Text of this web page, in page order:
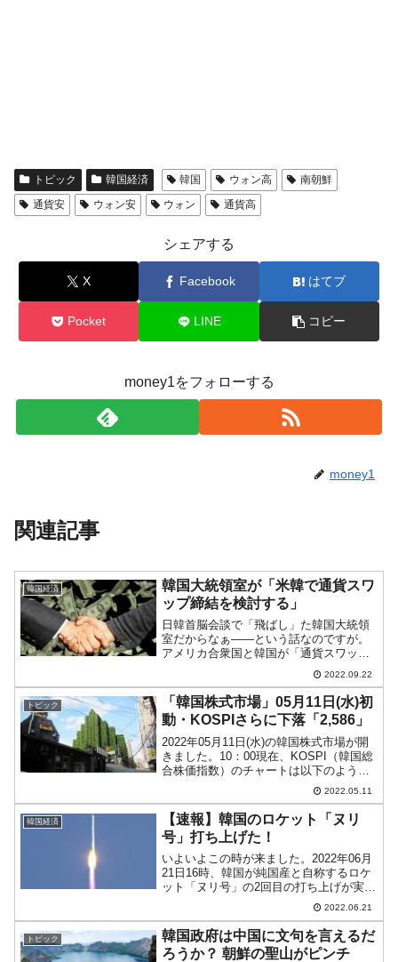
トピック 韓国経済 韓国 ウォン高
南朝鮮
通貨安
ウォン安 ウォン 通貨高
シェアする
X Facebook はてブ
Pocket LINE コピー
money1をフォローする
money1
関連記事
韓国経済
韓国大統領室が「米韓で通貨スワ
ップ締結を検討する」
日韓首脳会談で「飛ばし」た韓国大統領
室だからなぁ――という話なのですが。
アメリカ合衆国と韓国が「通貨スワッ
プ」締結の検討に入った――という報道
が『Reuters（ロイター）』から出ている
のですが、にわかには信じがたい話で
す。この元ネタは『聯...
2022.09.22
トピック
「韓国株式市場」05月11日(水)初
動・KOSPIさらに下落「2,586」
2022年05月11日(水)の韓国株式市場が開
きました。10：00現在、KOSPI（韓国総
合株価指数）のチャートは以下のように
『Investing.com』より引用）。さらに下
落です。一時陽線だったのですが、現在
はロ...
2022.05.11
韓国経済
【速報】韓国のロケット「ヌリ
号」打ち上げた！
いよいよこの時が来ました。2022年06月
21日16時、韓国が純国産と自称するロケ
ット「ヌリ号」の2回目の打ち上げが実施
されました。↑YouTubeの『JTBC』チャ
ンネル「ヌリ号打ち上げライブ」以下ス
クリーンショットです。カウントダウン
ス...
2022.06.21
トピック
韓国政府は中国に文句を言えるだ
ろうか？ 朝鮮の聖山がピンチ